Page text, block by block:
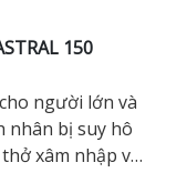
150
người lớn và
nhân bị suy hô
xâm nhập và